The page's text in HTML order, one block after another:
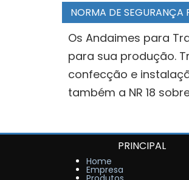
NORMA DE SEGURANÇA
Os Andaimes para
para sua produção.
confecção e
também a NR 18
PRINCIPAL
Home
Empresa